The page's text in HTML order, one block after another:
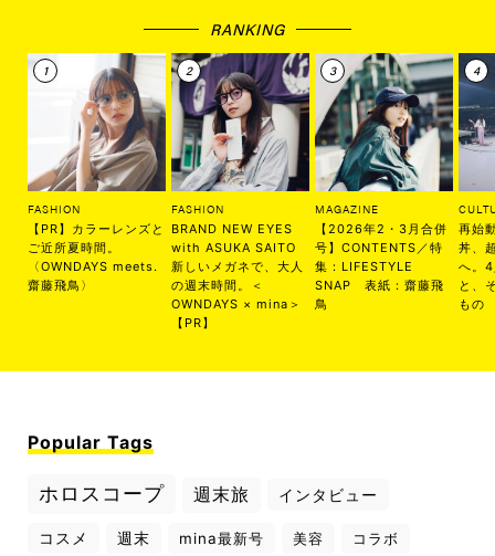
RANKING
FASHION
【PR】カラーレンズと
ご近所夏時間。
〈OWNDAYS meets.
齋藤飛鳥〉
FASHION
BRAND NEW EYES
with ASUKA SAITO
新しいメガネで、大人
の週末時間。＜
OWNDAYS × mina＞
【PR】
MAGAZINE
【2026年2・3月合併
号】CONTENTS／特
集：LIFESTYLE
SNAP 表紙：齋藤飛
鳥
再始
丼、
へ。
と、
もの
Popular Tags
ホロスコープ 週末旅 インタビュー
コスメ 週末 mina最新号 美容 コラボ